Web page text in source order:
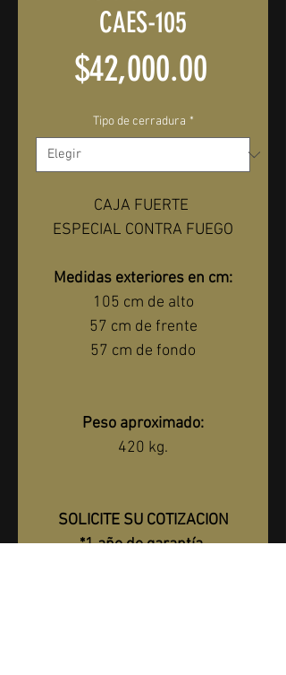
CAES-105
$42,000.00Precio
Tipo de cerradura *
CAJA FUERTE
ESPECIAL CONTRA FUEGO
Medidas exteriores en cm:
105 cm de alto
57 cm de frente
57 cm de fondo
Peso aproximado:
420 kg.
SOLICITE SU COTIZACION
*1 año de garantía